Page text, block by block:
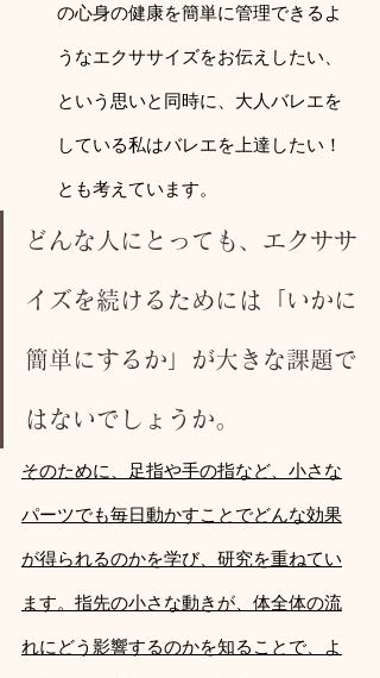
の心身の健康を簡単に管理できるよ
うなエクササイズをお伝えしたい、
という思いと同時に、大人バレエを
している私はバレエを上達したい！
とも考えています。
どんな人にとっても、エクササ
イズを続けるためには「いかに
簡単にするか」が大きな課題で
はないでしょうか。
そのために、足指や手の指など、小さな
パーツでも毎日動かすことでどんな効果
が得られるのかを学び、研究を重ねてい
ます。指先の小さな動きが、体全体の流
れにどう影響するのかを知ることで、よ